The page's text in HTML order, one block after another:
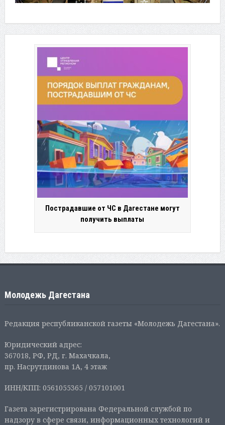
Пострадавшие от ЧС в Дагестане могут
получить выплаты
Молодежь Дагестана
Редакция республиканской газеты «Молодежь Дагестана».
Юридический адрес:
367018, РФ, РД, г. Махачкала,
пр. Насрутдинова 1А, 4 этаж
ИНН/КПП: 0561055365 / 057101001
Газета зарегистрирована Федеральной службой по
надзору в сфере связи, информационных технологий и